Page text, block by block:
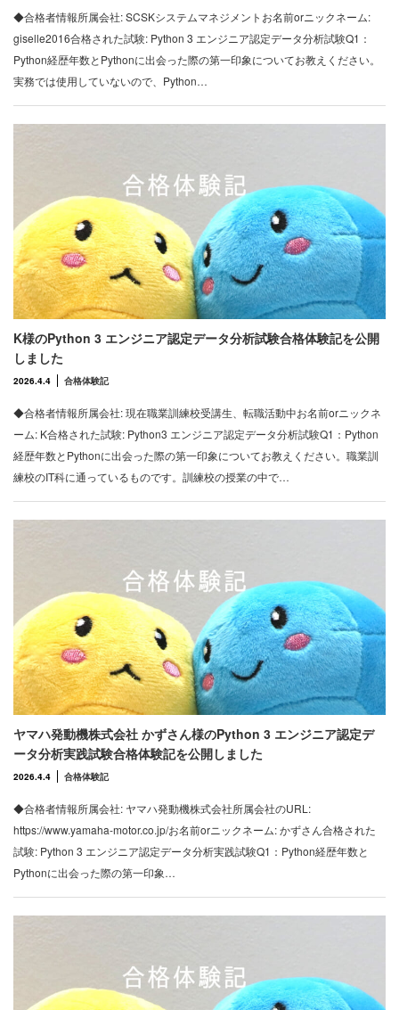
◆合格者情報所属会社: SCSKシステムマネジメントお名前orニックネーム:
giselle2016合格された試験: Python 3 エンジニア認定データ分析試験Q1：
Python経歴年数とPythonに出会った際の第一印象についてお教えください。
実務では使用していないので、Python…
K様のPython 3 エンジニア認定データ分析試験合格体験記を公開
しました
2026.4.4 合格体験記
◆合格者情報所属会社: 現在職業訓練校受講生、転職活動中お名前orニックネ
ーム: K合格された試験: Python3 エンジニア認定データ分析試験Q1：Python
経歴年数とPythonに出会った際の第一印象についてお教えください。職業訓
練校のIT科に通っているものです。訓練校の授業の中で…
ヤマハ発動機株式会社 かずさん様のPython 3 エンジニア認定デ
ータ分析実践試験合格体験記を公開しました
2026.4.4 合格体験記
◆合格者情報所属会社: ヤマハ発動機株式会社所属会社のURL:
https://www.yamaha-motor.co.jp/お名前orニックネーム: かずさん合格された
試験: Python 3 エンジニア認定データ分析実践試験Q1：Python経歴年数と
Pythonに出会った際の第一印象…